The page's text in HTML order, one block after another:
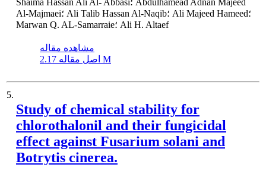
Shaima Hassan Ali Al- Abbasi؛ Abdulhamead Adnan Majeed
Al-Majmaei؛ Ali Talib Hassan Al-Naqib؛ Ali Majeed Hameed؛
Marwan Q. AL-Samarraie؛ Ali H. Altaef
مشاهده مقاله
اصل مقاله 2.17 M
5.
Study of chemical stability for
chlorothalonil and their fungicidal
effect against Fusarium solani and
Botrytis cinerea.